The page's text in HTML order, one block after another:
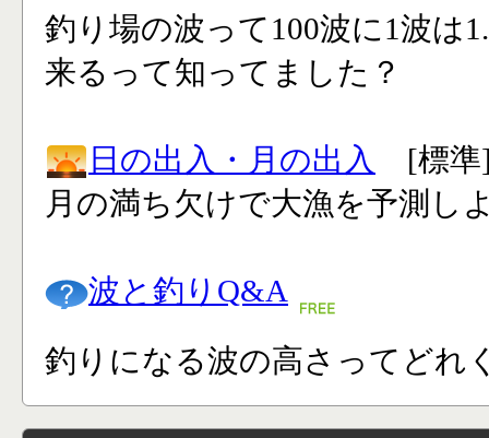
釣り場の波って100波に1波は
来るって知ってました？
日の出入・月の出入
[標準
月の満ち欠けで大漁を予測し
波と釣りQ&A
釣りになる波の高さってどれ